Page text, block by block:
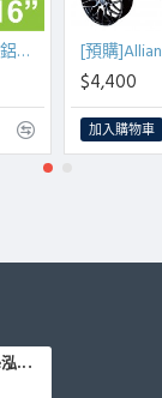
[預購]Alliance泓越 旋壓鋁圈輪框 AL792 16吋 4孔100/7J/ET38(古銅金/銀車面)
$4,400
加入購物車
[預購]Alliance泓越 AVAS旋壓鋁圈輪框 AL792 20吋 5孔120/10J/ET35(平光黑)